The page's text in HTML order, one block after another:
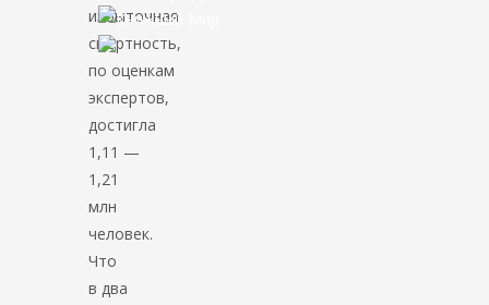
избыточная
смертность,
по оценкам
экспертов,
достигла
1,11 —
1,21
млн
человек.
Что
в два